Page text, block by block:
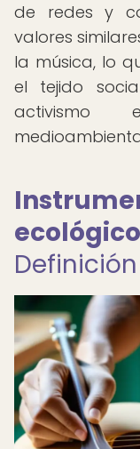
de redes y
valores
la música, lo
el tejido